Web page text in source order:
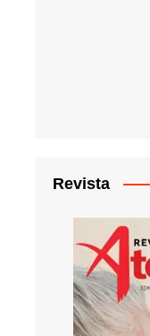
Revista